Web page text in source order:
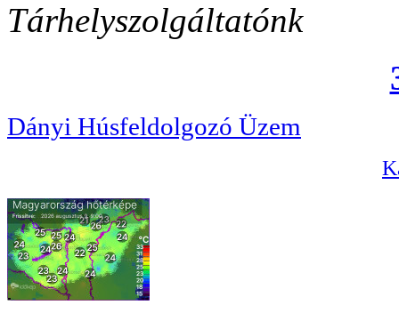
Tárhelyszolgáltatónk
Dányi Húsfeldolgozó Üzem